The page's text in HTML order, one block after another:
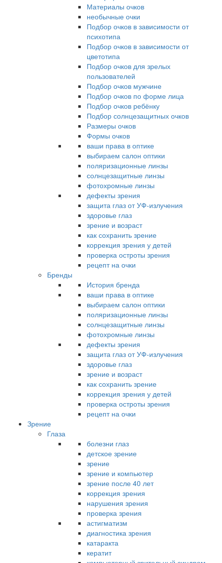
Материалы очков
необычные очки
Подбор очков в зависимости от
психотипа
Подбор очков в зависимости от
цветотипа
Подбор очков для зрелых
пользователей
Подбор очков мужчине
Подбор очков по форме лица
Подбор очков ребёнку
Подбор солнцезащитных очков
Размеры очков
Формы очков
ваши права в оптике
выбираем салон оптики
поляризационные линзы
солнцезащитные линзы
фотохромные линзы
дефекты зрения
защита глаз от УФ-излучения
здоровье глаз
зрение и возраст
как сохранить зрение
коррекция зрения у детей
проверка остроты зрения
рецепт на очки
Бренды
История бренда
ваши права в оптике
выбираем салон оптики
поляризационные линзы
солнцезащитные линзы
фотохромные линзы
дефекты зрения
защита глаз от УФ-излучения
здоровье глаз
зрение и возраст
как сохранить зрение
коррекция зрения у детей
проверка остроты зрения
рецепт на очки
Зрение
Глаза
болезни глаз
детское зрение
зрение
зрение и компьютер
зрение после 40 лет
коррекция зрения
нарушения зрения
проверка зрения
астигматизм
диагностика зрения
катаракта
кератит